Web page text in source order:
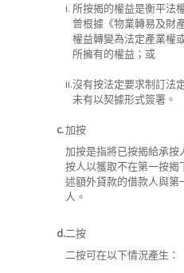
i. 所按揭的權益是衡平法
曾根據《物業轉易及財
權益轉變為法定產業權
所擁有的權益；或
ii.沒有按法定要求制訂法
未有以契據形式簽署。
c.加按
加按是指將已按揭給承
按人以獲取不在第一按揭
述額外貸款的借款人與第
人。
d.二按
二按可在以下情況產生：